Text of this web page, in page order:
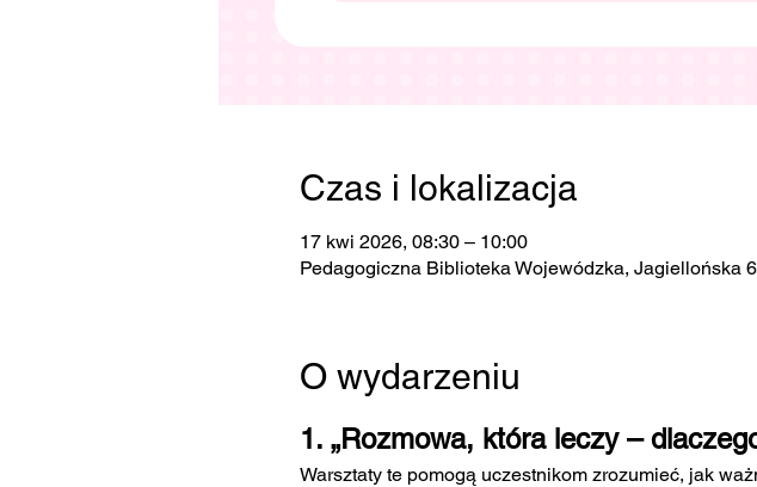
Czas i lokalizacja
17 kwi 2026, 08:30 – 10:00
Pedagogiczna Biblioteka Wojewódzka, Jagiellońska
O wydarzeniu
1. „Rozmowa, która leczy –
Warsztaty te pomogą uczestnikom zrozumieć, jak